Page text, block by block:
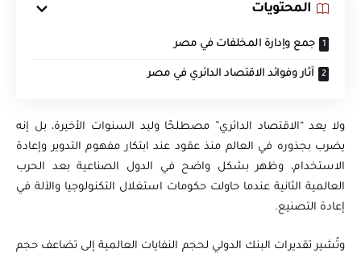
المحتويات
جمع وإدارة المخلفات في مصر
آثار وفوائد الاقتصاد الدائري في مصر
ولا يعد “الاقتصاد الدائري” مصطلحًا وليد السنوات الأخيرة، بل إنه
يضرب بجذوره في العالم منذ عقود عند ابتكار مفهوم التدوير وإعادة
الاستخدام، وظهر بشكل واضح في الدول الصناعية بعد الحرب
العالمية الثانية عندما حاولت حكومات استغلال التكنولوجيا والآلة في
إعادة التصنيع.
وتُشير تقديرات البنك الدولي لحجم النفايات العالمية إلى تضاعف حجم